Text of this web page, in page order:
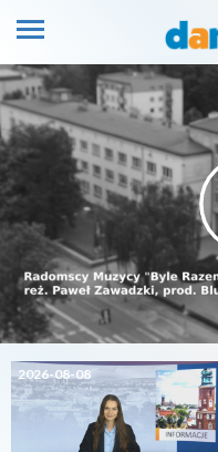
2026-08-08